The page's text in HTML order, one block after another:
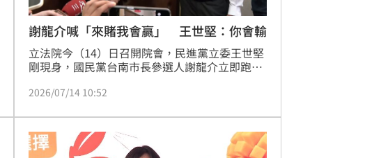
謝龍介喊「來賭我會贏」 王世堅：你會輸
立法院今（14）日召開院會，民進黨立委王世堅
剛現身，國民黨台南市長參選人謝龍介立即跑來
贏」，問王世堅要不要幫他站台，甚至邀王世堅
市長參選人陳亭妃一定會贏，希望謝龍介接受事
實，「11月28日選完你會輸」。
2026/07/14 10:52